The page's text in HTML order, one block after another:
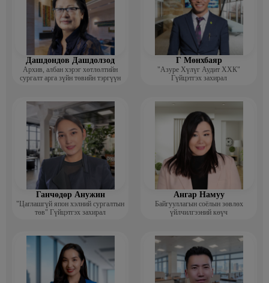
Дашдондов Дашдолзод
Архив, албан хэрэг хөтлөлтийн
сургалт арга зүйн төвийн тэргүүн
Г Мөнхбаяр
"Азуре Хүлүг Аудит ХХК"
Гүйцэтгэх захирал
Ганчөдөр Анужин
"Цаглашгүй япон хэлний сургалтын
төв" Гүйцэтгэх захирал
Ангар Намуу
Байгууллагын соёлын зөвлөх
үйлчилгээний көүч